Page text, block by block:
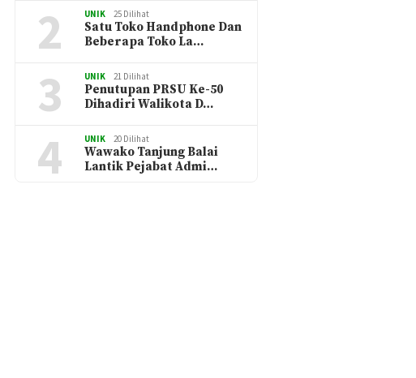
2 UNIK 25 Dilihat
Satu Toko Handphone Dan
Beberapa Toko La…
3 UNIK 21 Dilihat
Penutupan PRSU Ke-50
Dihadiri Walikota D…
4 UNIK 20 Dilihat
Wawako Tanjung Balai
Lantik Pejabat Admi…